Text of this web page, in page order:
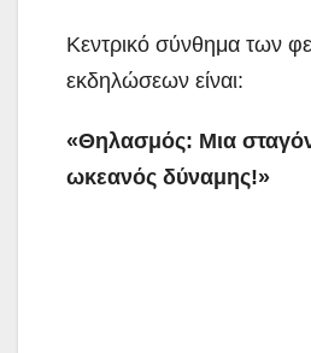
Κεντρικό σύνθημα των
εκδηλώσεων είναι:
«Θηλασμός: Μια
ωκεανός δύναμης!»